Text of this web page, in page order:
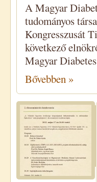
A Magyar
tudományos
Kongresszusát
következő
Magyar
Bővebben »